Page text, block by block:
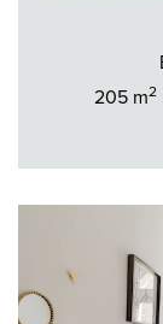
205 m2